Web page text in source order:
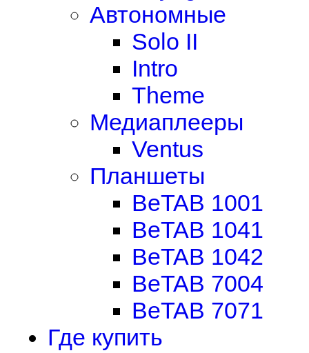
Автономные
Solo II
Intro
Theme
Медиаплееры
Ventus
Планшеты
BeTAB 1001
BeTAB 1041
BeTAB 1042
BeTAB 7004
BeTAB 7071
Где купить